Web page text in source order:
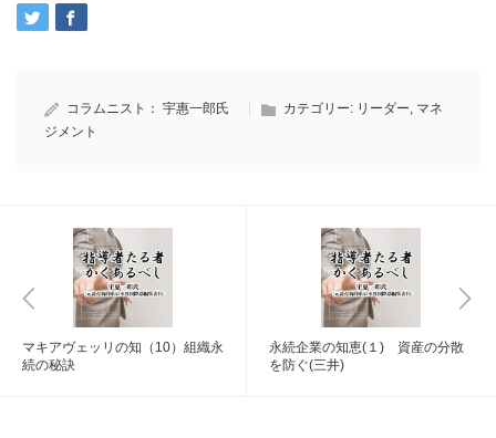
コラムニスト： 宇惠一郎氏 カテゴリー: リーダー, マネ
ジメント
マキアヴェッリの知（10）組織永
続の秘訣
永続企業の知恵(１) 資産の分散
を防ぐ(三井)